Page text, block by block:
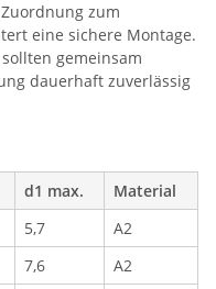
zum
eine sichere Montage.
gemeinsam
dauerhaft zuverlässig
d1 max.
Material
5,7
A2
7,6
A2